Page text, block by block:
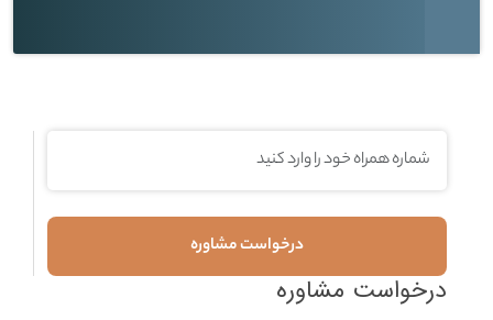
درخواست مشاوره
درخواست مشاوره